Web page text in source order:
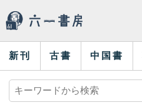
新刊 古書 中国書